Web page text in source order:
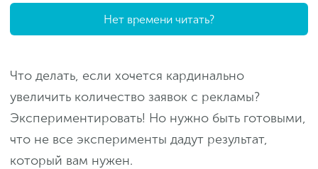
Нет времени читать?
Что делать, если хочется кардинально
увеличить количество заявок с рекламы?
Экспериментировать! Но нужно быть готовыми,
что не все эксперименты дадут результат,
который вам нужен.